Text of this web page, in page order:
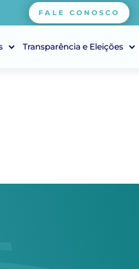
FALE CONOSCO
Transparência e Eleições